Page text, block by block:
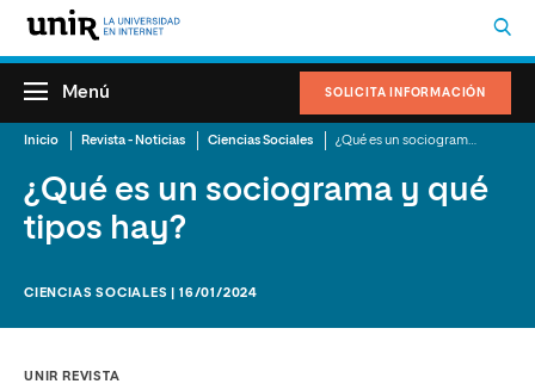
SOLICITA INFORMACIÓN
Menú
Inicio Revista - Noticias Ciencias Sociales
¿Qué es un sociograma y qué
tipos hay?
CIENCIAS SOCIALES | 16/01/2024
UNIR REVISTA